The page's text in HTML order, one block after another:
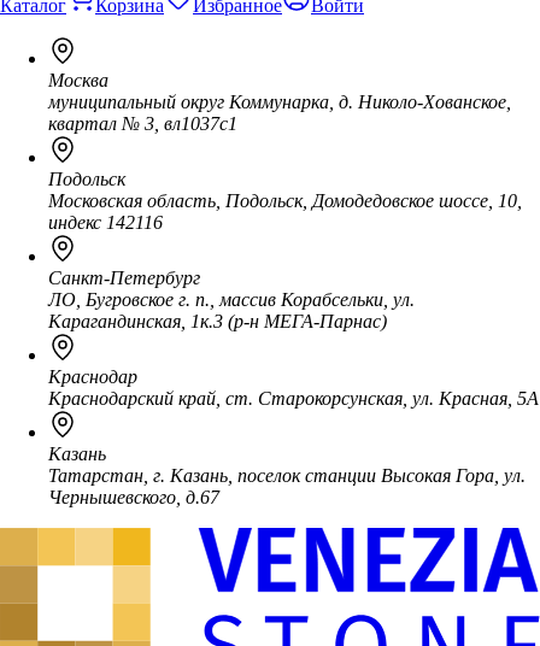
Каталог Корзина Избранное Войти
Москва
муниципальный округ Коммунарка, д. Николо-Хованское,
квартал № 3, вл1037с1
Подольск
Московская область, Подольск, Домодедовское шоссе, 10,
индекс 142116
Санкт-Петербург
ЛО, Бугровское г. п., массив Корабсельки, ул.
Карагандинская, 1к.3 (р-н МЕГА-Парнас)
Краснодар
Краснодарский край, ст. Старокорсунская, ул. Красная, 5А
Казань
Татарстан, г. Казань, поселок станции Высокая Гора, ул.
Чернышевского, д.67